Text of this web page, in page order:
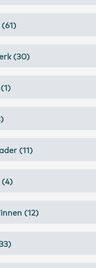
(30)
(11)
(12)